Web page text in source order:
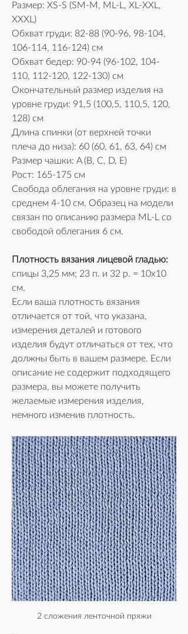
Размер: XS-S (SM-M, ML-L, XL-XXL,
XXXL)
Обхват груди: 82-88 (90-96, 98-104,
106-114, 116-124) см
Обхват бедер: 90-94 (96-102, 104-
110, 112-120, 122-130) см
Окончательный размер изделия на
уровне груди: 91,5 (100,5, 110,5, 120,
128) см
Длина спинки (от верхней точки
плеча до низа): 60 (60, 61, 63, 64) см
Размер чашки: A (B, C, D, E)
Рост: 165-175 см
Свобода облегания на уровне груди: в
среднем 4-10 см. Образец на модели
связан по описанию размера ML-L со
свободой облегания 6 см.
Плотность вязания лицевой гладью:
спицы 3,25 мм; 23 п. и 32 р. = 10х10
см.
Если ваша плотность вязания
отличается от той, что указана,
измерения деталей и готового
изделия будут отличаться от тех, что
должны быть в вашем размере. Если
описание не содержит подходящего
размера, вы можете получить
желаемые измерения изделия,
немного изменив плотность.
2 сложения ленточной пряжи